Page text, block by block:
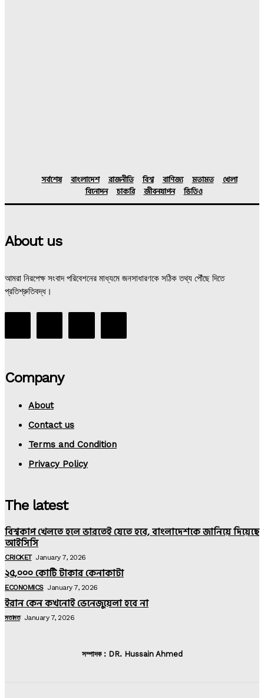
সর্বশেষ বাংলাদেশ রাজনীতি বিশ্ব বাণিজ্য মতামত
খেলা
বিনোদন
চাকরি জীবনযাপন ভিডিও
About us
আমরা নিরপেক্ষ সংবাদ পরিবেশনের মাধ্যমে জনসাধারণকে সঠিক তথ্য পৌঁছে দিতে
প্রতিশ্রুতিবদ্ধ।
Company
About
Contact us
Terms and Condition
Privacy Policy
The latest
বিশ্বকাপ খেলতে হলে ভারতেই যেতে হবে, বাংলাদেশকে জানিয়ে দিয়েছে
আইসিসি
CRICKET January 7, 2026
২৫,০০০ কোটি টাকার কেনাকাটা
ECONOMICS January 7, 2026
ইরান কেন কখনোই ভেনেজুয়েলা হবে না
মতামত January 7, 2026
সম্পাদক : DR. Hussain Ahmed